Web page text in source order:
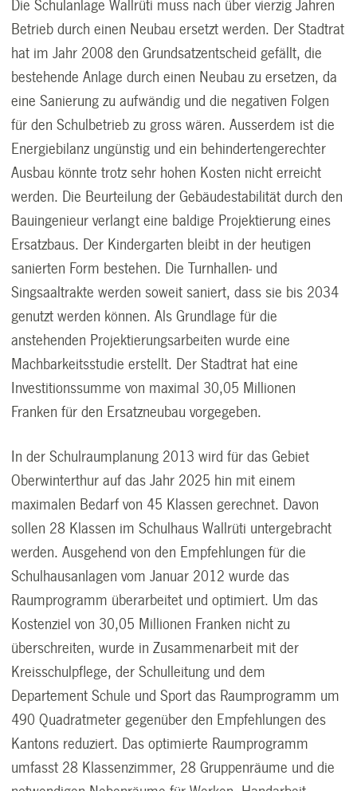
Die Schulanlage Wallrüti muss nach über vierzig Jahren
Betrieb durch einen Neubau ersetzt werden. Der Stadtrat
hat im Jahr 2008 den Grundsatzentscheid gefällt, die
bestehende Anlage durch einen Neubau zu ersetzen, da
eine Sanierung zu aufwändig und die negativen Folgen
für den Schulbetrieb zu gross wären. Ausserdem ist die
Energiebilanz ungünstig und ein behindertengerechter
Ausbau könnte trotz sehr hohen Kosten nicht erreicht
werden. Die Beurteilung der Gebäudestabilität durch den
Bauingenieur verlangt eine baldige Projektierung eines
Ersatzbaus. Der Kindergarten bleibt in der heutigen
sanierten Form bestehen. Die Turnhallen- und
Singsaaltrakte werden soweit saniert, dass sie bis 2034
genutzt werden können. Als Grundlage für die
anstehenden Projektierungsarbeiten wurde eine
Machbarkeitsstudie erstellt. Der Stadtrat hat eine
Investitionssumme von maximal 30,05 Millionen
Franken für den Ersatzneubau vorgegeben.
In der Schulraumplanung 2013 wird für das Gebiet
Oberwinterthur auf das Jahr 2025 hin mit einem
maximalen Bedarf von 45 Klassen gerechnet. Davon
sollen 28 Klassen im Schulhaus Wallrüti untergebracht
werden. Ausgehend von den Empfehlungen für die
Schulhausanlagen vom Januar 2012 wurde das
Raumprogramm überarbeitet und optimiert. Um das
Kostenziel von 30,05 Millionen Franken nicht zu
überschreiten, wurde in Zusammenarbeit mit der
Kreisschulpflege, der Schulleitung und dem
Departement Schule und Sport das Raumprogramm um
490 Quadratmeter gegenüber den Empfehlungen des
Kantons reduziert. Das optimierte Raumprogramm
umfasst 28 Klassenzimmer, 28 Gruppenräume und die